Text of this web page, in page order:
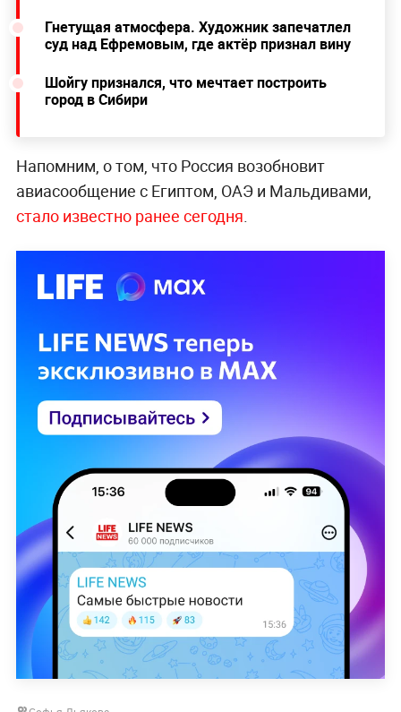
Гнетущая атмосфера. Художник запечатлел
суд над Ефремовым, где актёр признал вину
Шойгу признался, что мечтает построить
город в Сибири
Напомним, о том, что Россия возобновит
авиасообщение с Египтом, ОАЭ и Мальдивами,
стало известно ранее сегодня.